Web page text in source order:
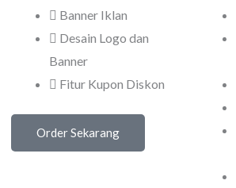
Banner Iklan
Desain Logo dan
Banner
Fitur Kupon Diskon
Order Sekarang